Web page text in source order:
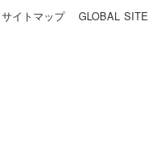
サイトマップ GLOBAL SITE